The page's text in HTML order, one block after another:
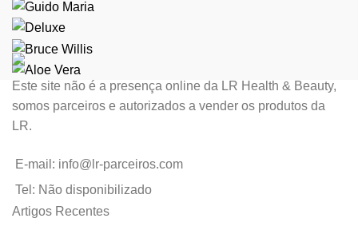
Este site não é a presença online da LR Health & Beauty,
somos parceiros e autorizados a vender os produtos da
LR.
E-mail: info@lr-parceiros.com
Tel: Não disponibilizado
Artigos Recentes